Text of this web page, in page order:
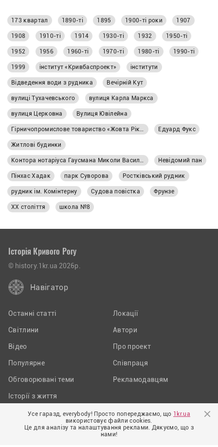
173 квартал 1890-ті 1895 1900-ті роки 1907
1908 1910-ті 1914 1930-ті 1932 1950-ті
1952 1956 1960-ті 1970-ті 1980-ті 1990-ті
1999 інститут «Кривбаспроект» інститути
Відведення води з рудника Вечірній Кут
вулиці Тухачевського вулиця Карла Маркса
вулиця Церковна Вулиця Ювілейна
Едуард Фукс
Житлові будинки
Невідомий пан
Пінхас Хадак парк Суворова Ростківський рудник
рудник ім. Комінтерну Судова повістка Фрунзе
ХХ століття школа №8
Історія Кривого Рогу
© history.1kr.ua 2026р.
Навігатор
Останні статті
Світлини
Відео
Популярне
Обговорювані теми
Історії з життя
Локації
Автори
Про проект
Співпраця
Рекламодавцям
Приєднуйтеся до нас у соцмережах:
Усе гаразд, everybody! Просто попереджаємо, що 1kr.ua
використовує файли cookies.
Це для аналізу та налаштування реклами. Дякуємо, що з
нами!